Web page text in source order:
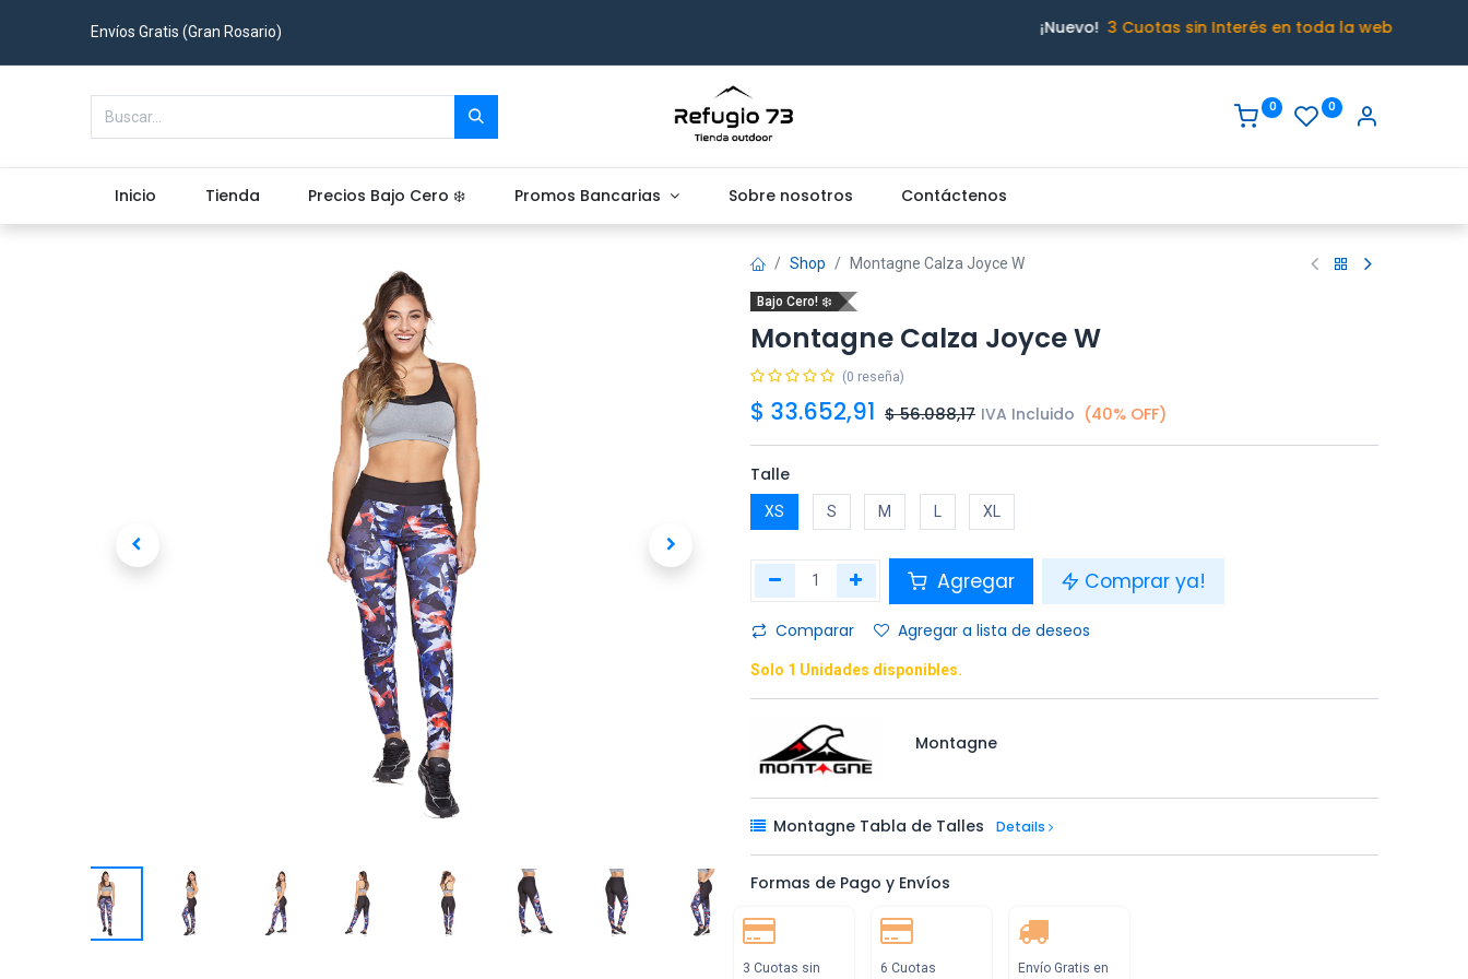
Envíos Gratis (Gran Rosario) ¡Nuevo! 3 Cuotas sin Interés en toda la web
0 0
Inicio Tienda Precios Bajo Cero ❄️ Promos Bancarias Sobre nosotros Contáctenos
Shop Montagne Calza Joyce W
Bajo Cero! ❄️
Montagne Calza Joyce W
(0 reseña)
$ 33.652,91 $56.088,17 IVA Incluido (40% OFF)
Talle
XS S M XL
Agregar Comprar ya!
Comparar Agregar a lista de deseos
Solo 1 Unidades disponibles.
Montagne
Montagne Tabla de Talles Details
Formas de Pago y Envíos
3 Cuotas sin
6 Cuotas
Envío Gratis en